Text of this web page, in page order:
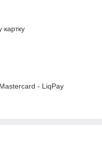
картку
- LiqPay